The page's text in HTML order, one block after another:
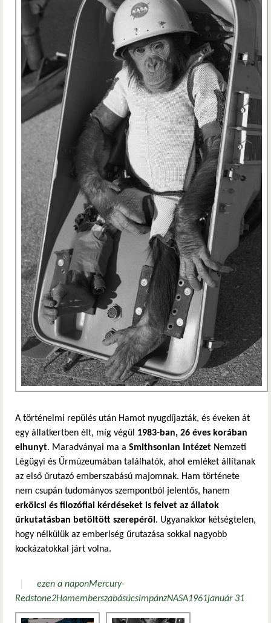
A történelmi repülés után Hamot nyugdíjazták, és éveken át
egy állatkertben élt, míg végül 1983-ban, 26 éves korában
elhunyt. Maradványai ma a Smithsonian Intézet Nemzeti
Légügyi és Űrmúzeumában találhatók, ahol emléket állítanak
az első űrutazó emberszabású majomnak. Ham története
nem csupán tudományos szempontból jelentős, hanem
erkölcsi és filozófiai kérdéseket is felvet az állatok
űrkutatásban betöltött szerepéről . Ugyanakkor kétségtelen,
hogy nélkülük az emberiség űrutazása sokkal nagyobb
kockázatokkal járt volna.
ezen a naponMercury-
Redstone2HamemberszabásúcsimpánzNASA1961január 31